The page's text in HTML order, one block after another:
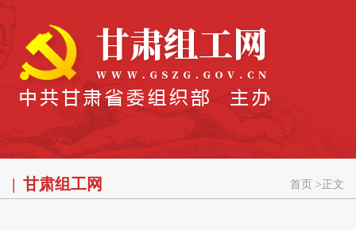
甘肃组工网 首页 > 正文